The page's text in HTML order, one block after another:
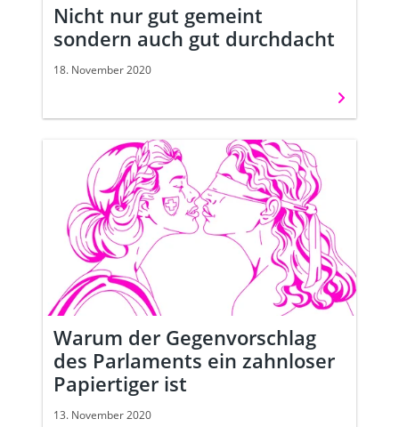
Nicht nur gut gemeint
sondern auch gut durchdacht
18. November 2020
Warum der Gegenvorschlag
des Parlaments ein zahnloser
Papiertiger ist
13. November 2020